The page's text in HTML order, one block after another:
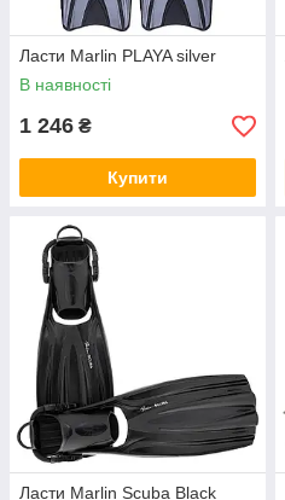
Ласти Marlin PLAYA silver
В наявності
1 246 ₴
Купити
Ласти Marlin Scuba Black